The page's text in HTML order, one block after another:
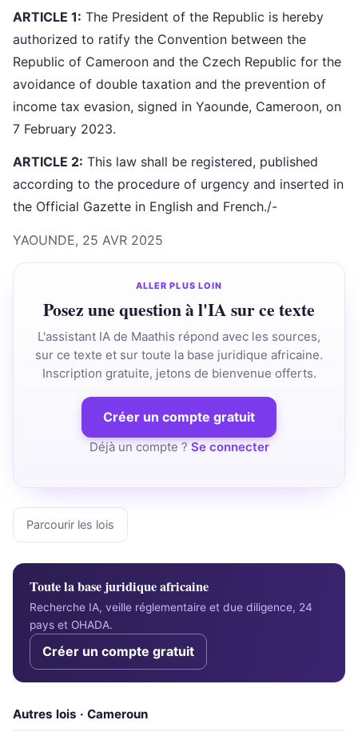
ARTICLE 1: The President of the Republic is hereby
authorized to ratify the Convention between the
Republic of Cameroon and the Czech Republic for the
avoidance of double taxation and the prevention of
income tax evasion, signed in Yaounde, Cameroon, on
7 February 2023.
ARTICLE 2: This law shall be registered, published
according to the procedure of urgency and inserted in
the Official Gazette in English and French./-
YAOUNDE, 25 AVR 2025
ALLER PLUS LOIN
Posez une question à l'IA sur ce texte
L'assistant IA de Maathis répond avec les sources,
sur ce texte et sur toute la base juridique africaine.
Inscription gratuite, jetons de bienvenue offerts.
Créer un compte gratuit
Déjà un compte ?Se connecter
Parcourir les lois
Toute la base juridique africaine
Recherche IA, veille réglementaire et due diligence, 24
pays et OHADA.
Créer un compte gratuit
Autres lois · Cameroun